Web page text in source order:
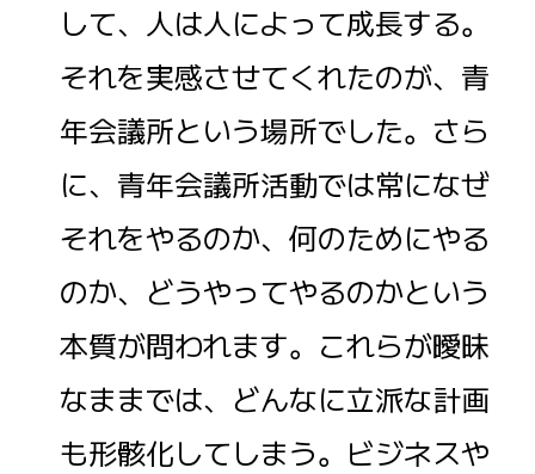
して、人は人によって成長する。
それを実感させてくれたのが、青
年会議所という場所でした。さら
に、青年会議所活動では常になぜ
それをやるのか、何のためにやる
のか、どうやってやるのかという
本質が問われます。これらが曖昧
なままでは、どんなに立派な計画
も形骸化してしまう。ビジネスや